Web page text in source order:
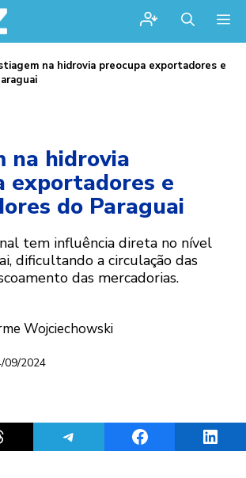
na hidrovia preocupa exportadores e
na hidrovia
exportadores e
do Paraguai
tem influência direta no nível
dificultando a circulação das
das mercadorias.
Wojciechowski
09/2024
Share on ThreadsShare on TelegramShare on Facebook